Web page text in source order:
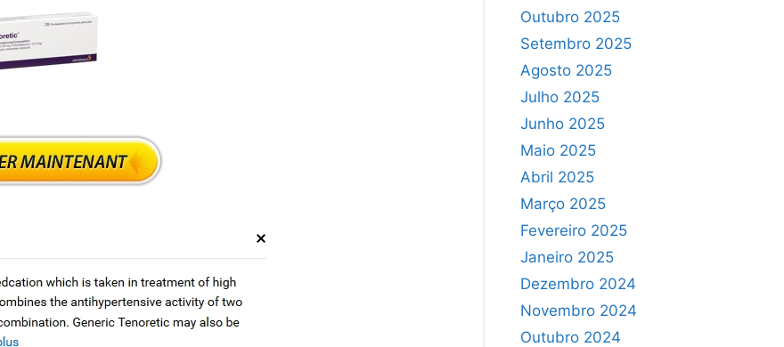
Outubro 2025
Setembro 2025
Agosto 2025
Julho 2025
Junho 2025
Maio 2025
Abril 2025
Março 2025
Fevereiro 2025
Janeiro 2025
Dezembro 2024
Novembro 2024
Outubro 2024